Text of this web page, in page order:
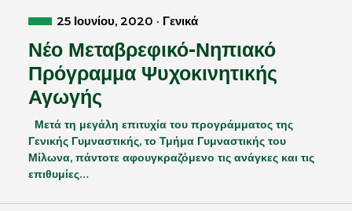
25 Ιουνίου, 2020 · Γενικά
Νέο Μεταβρεφικό-Νηπιακό
Πρόγραμμα Ψυχοκινητικής
Αγωγής
Μετά τη μεγάλη επιτυχία του προγράμματος της
Γενικής Γυμναστικής, το Τμήμα Γυμναστικής του
Μίλωνα, πάντοτε αφουγκραζόμενο τις ανάγκες και τις
επιθυμίες…